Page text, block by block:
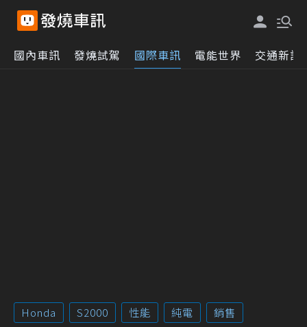
國內車訊 發燒試駕 國際車訊 電能世界 交通新訊
Honda S2000 性能 純電 銷售